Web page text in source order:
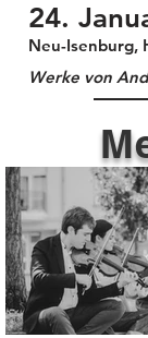
24.
Neu-Isenburg,
Werke von